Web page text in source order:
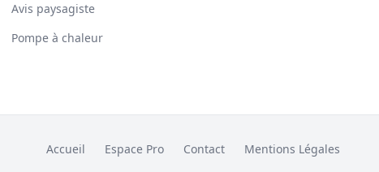
Avis paysagiste
Pompe à chaleur
Accueil Espace Pro Contact Mentions Légales